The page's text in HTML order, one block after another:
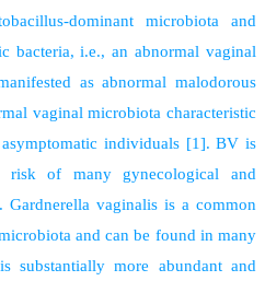
dominant microbiota and
bacteria, i.e., an abnormal vaginal
as abnormal malodorous
vaginal microbiota characteristic
individuals [1]. BV is
risk of many gynecological and
vaginalis is a common
and can be found in many
substantially more abundant and